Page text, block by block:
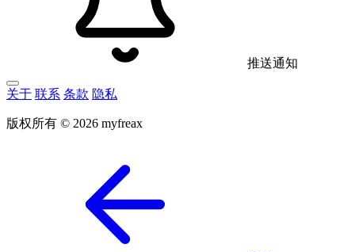
推送通知
关于 联系 条款 隐私
版权所有 © 2026 myfreax